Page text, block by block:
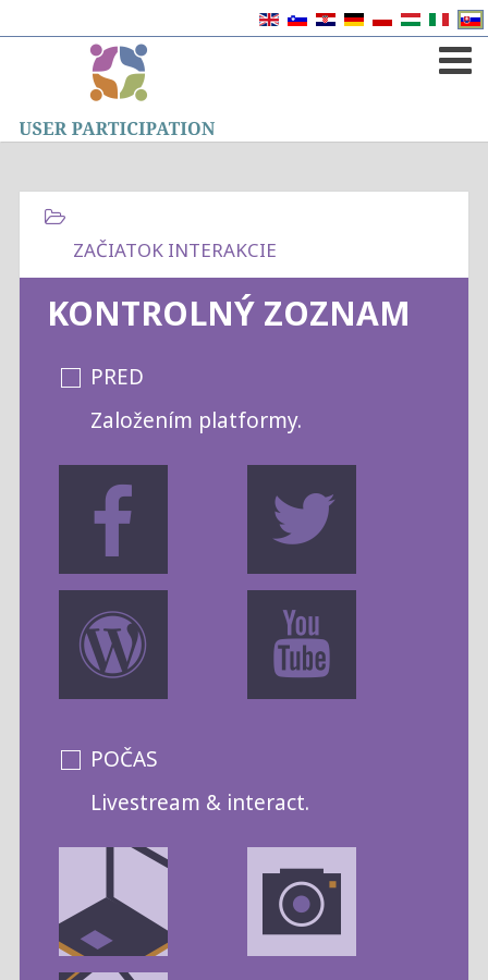
KONTROLNÝ ZOZNAM
PRED
Založením platformy.
POČAS
Livestream & interact.